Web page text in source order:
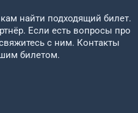
найти подходящий билет.
Если есть вопросы про
с ним. Контакты
билетом.